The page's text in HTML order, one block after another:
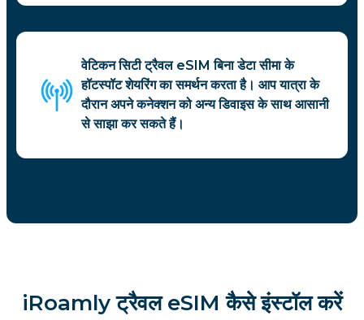
वेटिकन सिटी ट्रैवल eSIM बिना डेटा सीमा के
हॉटस्पॉट शेयरिंग का समर्थन करता है। आप यात्रा के
दौरान अपने कनेक्शन को अन्य डिवाइस के साथ आसानी
से साझा कर सकते हैं।
iRoamly ट्रैवल eSIM कैसे इंस्टॉल करें